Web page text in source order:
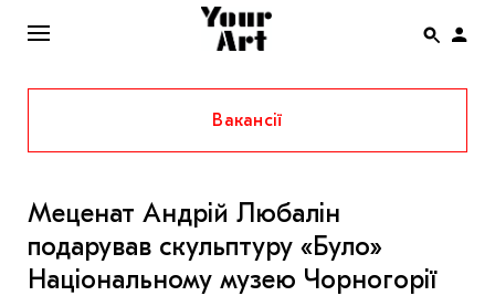
ENG
НОВИНИ
ІНТЕРВ’Ю
Вакансії
Меценат Андрій Любалін
подарував скульптуру «Було»
Національному музею Чорногорії